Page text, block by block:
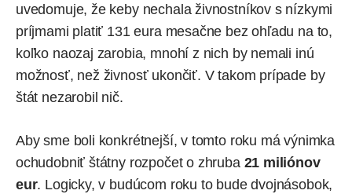
uvedomuje, že keby nechala živnostníkov s nízkymi
príjmami platiť 131 eura mesačne bez ohľadu na to,
koľko naozaj zarobia, mnohí z nich by nemali inú
možnosť, než živnosť ukončiť. V takom prípade by
štát nezarobil nič.
Aby sme boli konkrétnejší, v tomto roku má výnimka
ochudobniť štátny rozpočet o zhruba 21 miliónov
eur. Logicky, v budúcom roku to bude dvojnásobok,